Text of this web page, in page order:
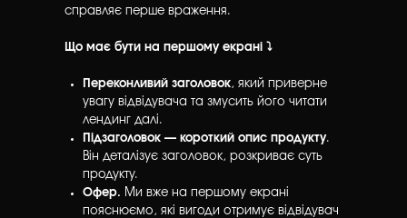
справляє перше враження.
Що має бути на першому екрані ⤵️
Переконливий заголовок, який приверне
увагу відвідувача та змусить його читати
лендинг далі.
Підзаголовок — короткий опис продукту.
Він деталізує заголовок, розкриває суть
продукту.
Офер. Ми вже на першому екрані
пояснюємо, які вигоди отримує відвідувач